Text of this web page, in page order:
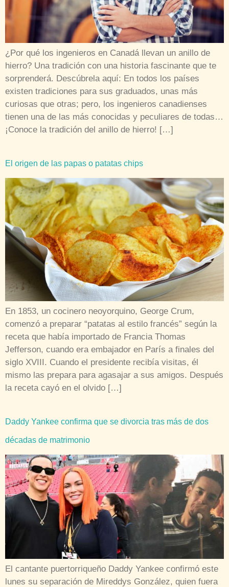
¿Por qué los ingenieros en Canadá llevan un anillo de
hierro? Una tradición con una historia fascinante que te
sorprenderá. Descúbrela aquí: En todos los países
existen tradiciones para sus graduados, unas más
curiosas que otras; pero, los ingenieros canadienses
tienen una de las más conocidas y peculiares de todas…
¡Conoce la tradición del anillo de hierro! […]
El origen de las papas o patatas chips
En 1853, un cocinero neoyorquino, George Crum,
comenzó a preparar “patatas al estilo francés” según la
receta que había importado de Francia Thomas
Jefferson, cuando era embajador en París a finales del
siglo XVIII. Cuando el presidente recibía visitas, él
mismo las prepara para agasajar a sus amigos. Después
la receta cayó en el olvido […]
Daddy Yankee confirma que se divorcia tras más de dos
décadas de matrimonio
El cantante puertorriqueño Daddy Yankee confirmó este
lunes su separación de Mireddys González, quien fuera